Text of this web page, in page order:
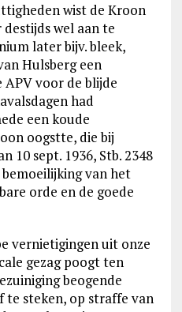
wist de Kroon
wel aan te
later bijv. bleek,
Hulsberg een
voor de blijde
had
een koude
oogstte, die bij
10 sept. 1936, Stb. 2348
van het
orde en de goede
vernietigingen uit onze
gezag poogt ten
beogende
te steken, op straffe van